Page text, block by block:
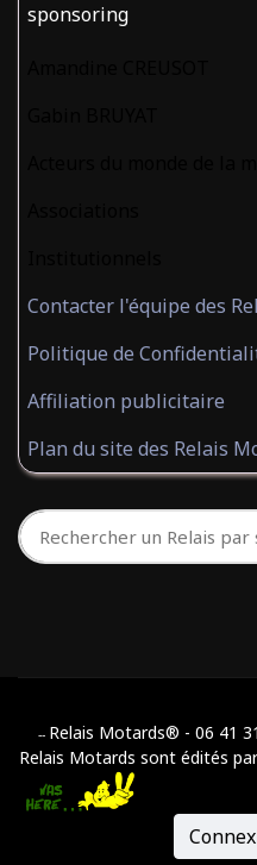
sponsoring
Contacter l'équipe des
Politique de
Affiliation publicitaire
Plan du site des Relais
-- Relais Motards® - 06 41
Relais Motards sont édités